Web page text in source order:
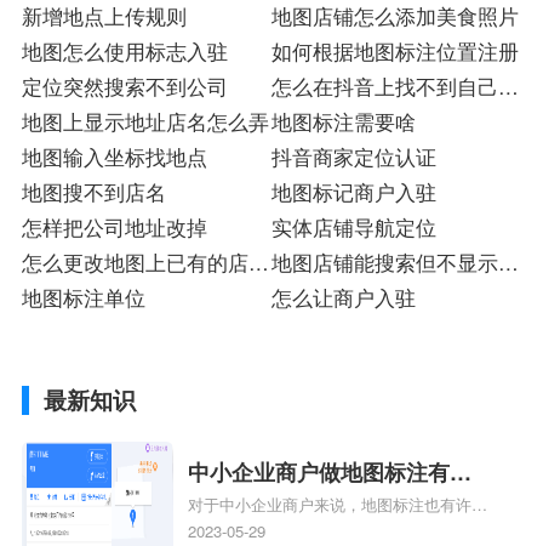
册
新增地点上传规则
地图店铺怎么添加美食照片
地图怎么使用标志入驻
如何根据地图标注位置注册
定位突然搜索不到公司
怎么在抖音上找不到自己店
面店址
地图上显示地址店名怎么弄地图标注需要啥
地图输入坐标找地点
抖音商家定位认证
地图搜不到店名
地图标记商户入驻
怎样把公司地址改掉
实体店铺导航定位
怎么更改地图上已有的店名
标
地图店铺能搜索但不显示入
驻
地图标注单位 怎么让商户入驻
最新知识
中小企业商户做地图标注有什
么好处
对于中小企业商户来说，地图标注也有许多
好处，包括：提高可见性和曝光率：通过在
2023-05-29